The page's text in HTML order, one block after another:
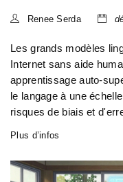
Renee Serda
Les grands modèles
Internet sans aide
apprentissage auto-
le langage à une
risques de biais et
Plus d’infos